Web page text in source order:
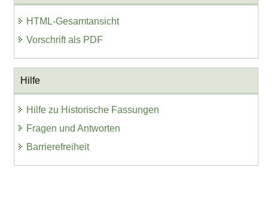
HTML-Gesamtansicht
Vorschrift als PDF
Hilfe
Hilfe zu Historische Fassungen
Fragen und Antworten
Barrierefreiheit